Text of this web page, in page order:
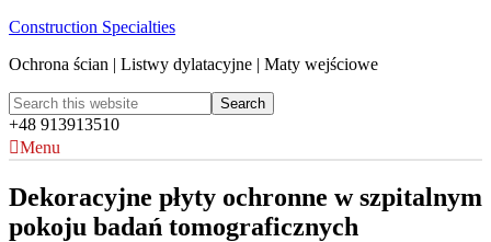
Construction Specialties
Ochrona ścian | Listwy dylatacyjne | Maty wejściowe
+48 913913510
Menu
Dekoracyjne płyty ochronne w szpitalnym
pokoju badań tomograficznych